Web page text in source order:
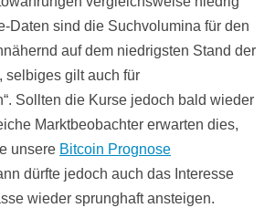
Daten sind die Suchvolumina für den
auf dem niedrigsten Stand der
selbiges gilt auch für
Sollten die Kurse jedoch bald wieder
Marktbeobachter erwarten dies,
unsere Bitcoin Prognose
dürfte jedoch auch das Interesse
wieder sprunghaft ansteigen.